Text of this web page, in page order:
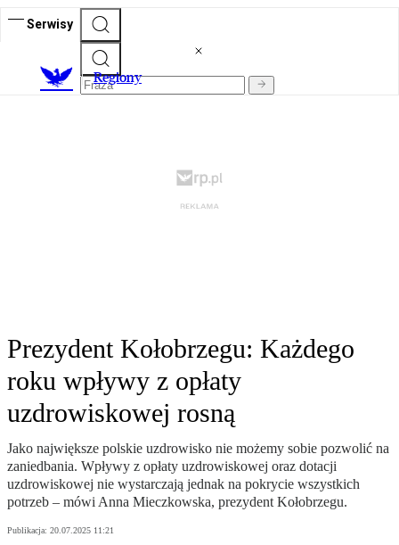
Serwisy
Regiony
Prezydent Kołobrzegu: Każdego
roku wpływy z opłaty
uzdrowiskowej rosną
Jako największe polskie uzdrowisko nie możemy sobie pozwolić na
zaniedbania. Wpływy z opłaty uzdrowiskowej oraz dotacji
uzdrowiskowej nie wystarczają jednak na pokrycie wszystkich
potrzeb – mówi Anna Mieczkowska, prezydent Kołobrzegu.
Publikacja: 20.07.2025 11:21